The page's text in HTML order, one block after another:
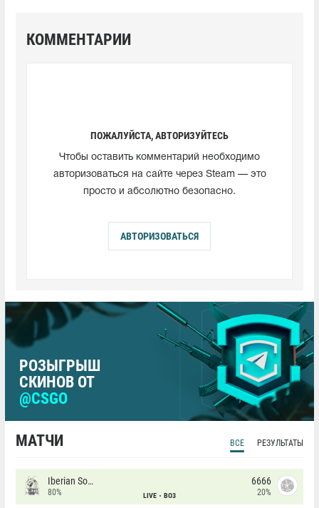
КОММЕНТАРИИ
ПОЖАЛУЙСТА, АВТОРИЗУЙТЕСЬ
Чтобы оставить комментарий необходимо
авторизоваться на сайте через Steam — это
просто и абсолютно безопасно.
АВТОРИЗОВАТЬСЯ
РОЗЫГРЫШ
СКИНОВ ОТ
@CSGO
МАТЧИ ВСЕ РЕЗУЛЬТАТЫ
Iberian Soul
80% LIVE BO3
6666
20%